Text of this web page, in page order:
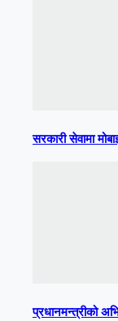
सरकारी सेवामा
प्रधानमन्त्रीको